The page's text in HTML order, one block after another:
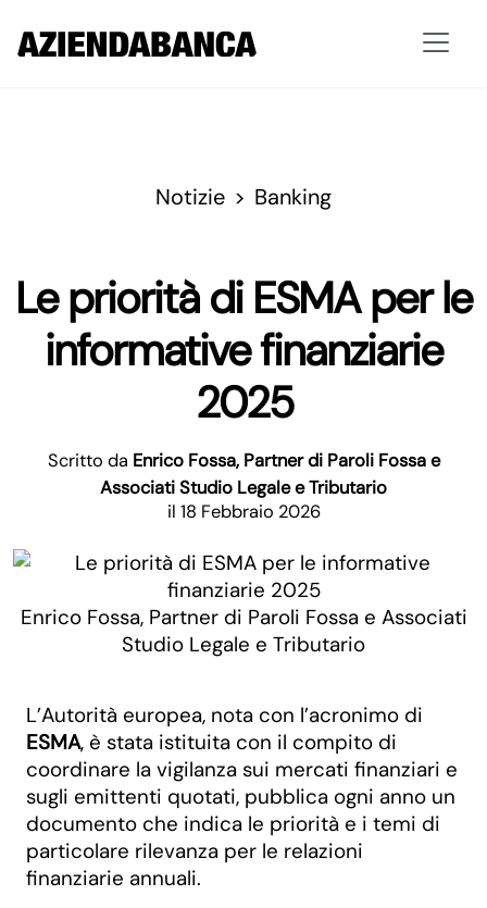
Notizie Banking
Le priorità di ESMA per le
informative finanziarie
2025
Scritto da Enrico Fossa, Partner di Paroli Fossa e
Associati Studio Legale e Tributario
il 18 Febbraio 2026
Enrico Fossa, Partner di Paroli Fossa e Associati
Studio Legale e Tributario
L’Autorità europea, nota con l’acronimo di
ESMA, è stata istituita con il compito di
coordinare la vigilanza sui mercati finanziari e
sugli emittenti quotati, pubblica ogni anno un
documento che indica le priorità e i temi di
particolare rilevanza per le relazioni
finanziarie annuali.